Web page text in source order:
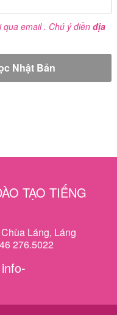
email . Chú ý điền địa
TẠO TIẾNG
Láng, Láng
276.5022